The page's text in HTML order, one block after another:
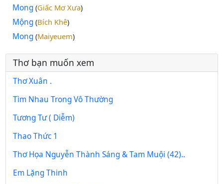
Mong(Giấc Mơ Xưa)
Mộng(Bích Khê)
Mong(Maiyeuem)
Thơ bạn muốn xem
Thơ Xuân .
Tìm Nhau Trong Vô Thường
Tương Tư ( Diễm)
Thao Thức 1
Thơ Họa Nguyễn Thành Sáng & Tam Muội (42)..
Em Lặng Thinh